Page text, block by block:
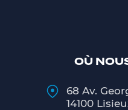
OÙ
68 Av.
14100